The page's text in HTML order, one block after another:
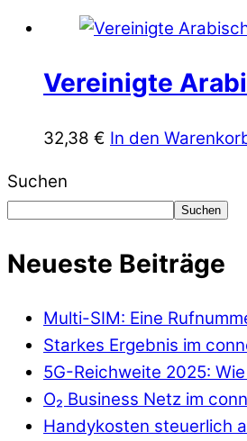
Vereinigte
32,38 € In den
Suchen
Suchen
Neueste Beiträge
Multi-SIM: Eine
Starkes Ergebnis im
5G-Reichweite 2025:
O₂ Business Netz im
Handykosten steuerlich